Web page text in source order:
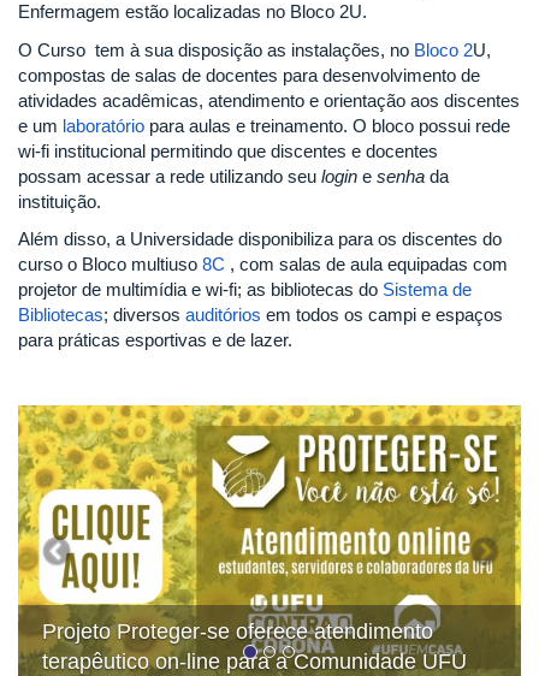
Enfermagem estão localizadas no Bloco 2U.
O Curso tem à sua disposição as instalações, no Bloco 2U,
compostas de salas de docentes para desenvolvimento de
atividades acadêmicas, atendimento e orientação aos discentes
e um laboratório para aulas e treinamento. O bloco possui rede
wi-fi institucional permitindo que discentes e docentes
possam acessar a rede utilizando seu login e senha da
instituição.
Além disso, a Universidade disponibiliza para os discentes do
curso o Bloco multiuso 8C , com salas de aula equipadas com
projetor de multimídia e wi-fi; as bibliotecas do Sistema de
Bibliotecas; diversos auditórios em todos os campi e espaços
para práticas esportivas e de lazer.
se oferece atendimento
on-line para a Comunidade UFU
Docente
Previous Next